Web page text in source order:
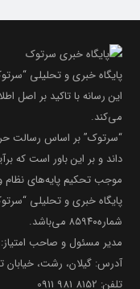
پایگاه خبری و تحلیلی “سرتوک”
این رسانه با تاکید بر اصل
می‌کند.
“سرتوک” بر اساس رسالت
داند و بر این باور است که
موجب تحکیم پایه‌های
پایگاه خبری و تحلیلی
شماره۸۵۹۴۰ می‌باشد.
مدیر مسئول و صاحب
آدرس: گیلان، رشت، خیابان
تلفن: 8152 981 0911